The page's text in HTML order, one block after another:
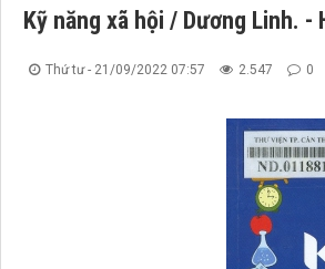
Kỹ năng xã hội / Dương Linh.
Thứ tư - 21/09/2022 07:57 2.547 0